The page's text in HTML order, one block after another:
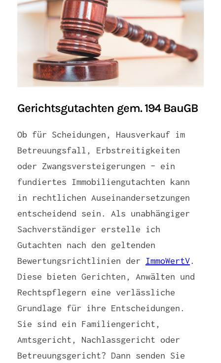
Gerichtsgutachten gem. 194 BauGB
Ob für Scheidungen, Hausverkauf im
Betreuungsfall, Erbstreitigkeiten
oder Zwangsversteigerungen – ein
fundiertes Immobiliengutachten kann
in rechtlichen Auseinandersetzungen
entscheidend sein. Als unabhängiger
Sachverständiger erstelle ich
Gutachten nach den geltenden
Bewertungsrichtlinien der ImmoWertV.
Diese bieten Gerichten, Anwälten und
Rechtspflegern eine verlässliche
Grundlage für ihre Entscheidungen.
Sie sind ein Familiengericht,
Amtsgericht, Nachlassgericht oder
Betreuungsgericht? Dann senden Sie